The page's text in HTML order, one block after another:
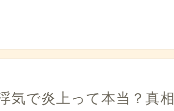
気で炎上って本当？真相